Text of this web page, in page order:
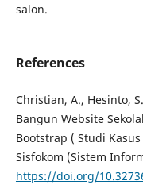
salon.
References
Christian, A., Hesinto,
Bangun Website
Bootstrap ( Studi
Sisfokom (Sistem
https://doi.org/